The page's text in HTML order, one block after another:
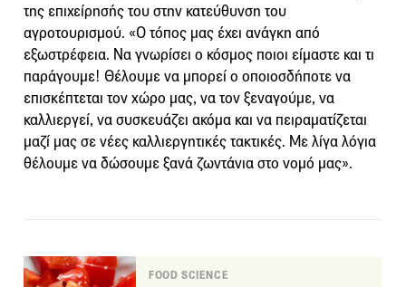
της επιχείρησής του στην κατεύθυνση του
αγροτουρισμού. «Ο τόπος μας έχει ανάγκη από
εξωστρέφεια. Να γνωρίσει ο κόσμος ποιοι είμαστε και τι
παράγουμε! Θέλουμε να μπορεί ο οποιοσδήποτε να
επισκέπτεται τον χώρο μας, να τον ξεναγούμε, να
καλλιεργεί, να συσκευάζει ακόμα και να πειραματίζεται
μαζί μας σε νέες καλλιεργητικές τακτικές. Με λίγα λόγια
θέλουμε να δώσουμε ξανά ζωντάνια στο νομό μας».
FOOD SCIENCE